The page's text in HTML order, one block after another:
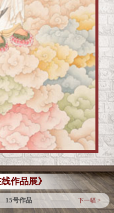
作品展》
15号作品 下一幅 >